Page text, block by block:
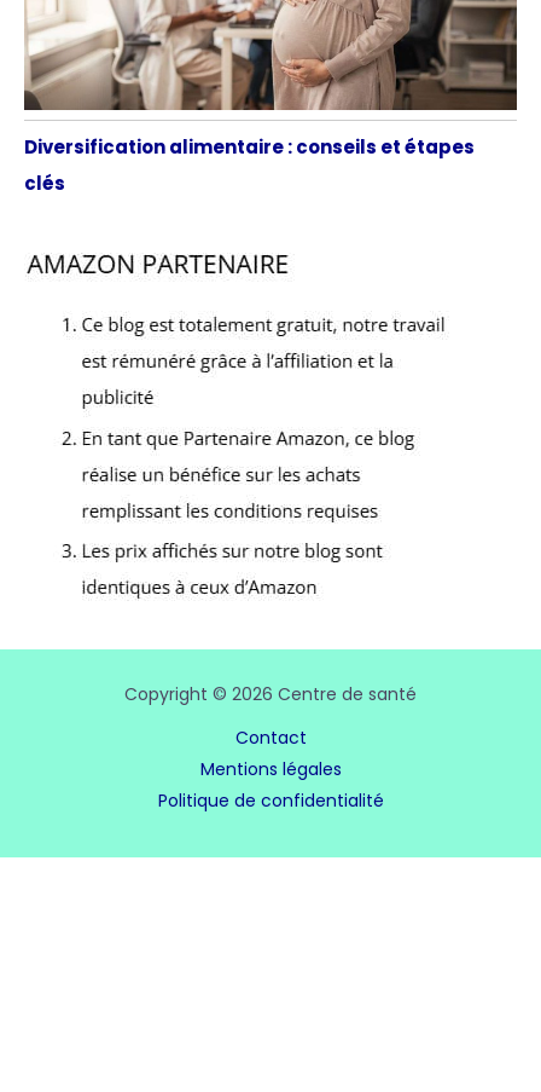
Diversification alimentaire : conseils et étapes
clés
Copyright © 2026 Centre de santé
Contact
Mentions légales
Politique de confidentialité